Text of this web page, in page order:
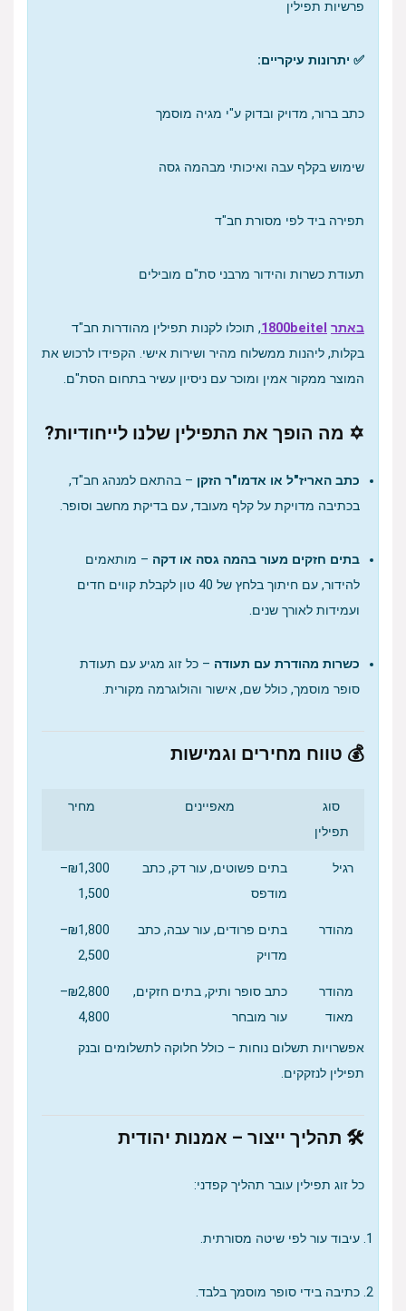
פרשיות תפילין
✅ יתרונות עיקריים:
כתב ברור, מדויק ובדוק ע"י מגיה מוסמך
שימוש בקלף עבה ואיכותי מבהמה גסה
תפירה ביד לפי מסורת חב"ד
תעודת כשרות והידור מרבני סת"ם מובילים
באתר 1800beitel, תוכלו לקנות תפילין מהודרות חב"ד
בקלות, ליהנות ממשלוח מהיר ושירות אישי. הקפידו לרכוש את
המוצר ממקור אמין ומוכר עם ניסיון עשיר בתחום הסת"ם.
✡️ מה הופך את התפילין שלנו לייחודיות?
כתב האריז"ל או אדמו"ר הזקן – בהתאם למנהג חב"ד,
בכתיבה מדויקת על קלף מעובד, עם בדיקת מחשב וסופר.
בתים חזקים מעור בהמה גסה או דקה – מותאמים
להידור, עם חיתוך בלחץ של 40 טון לקבלת קווים חדים
ועמידות לאורך שנים.
כשרות מהודרת עם תעודה – כל זוג מגיע עם תעודת
סופר מוסמך, כולל שם, אישור והולוגרמה מקורית.
💰 טווח מחירים וגמישות
סוג
תפילין
מאפיינים מחיר
רגיל
בתים פשוטים, עור דק, כתב
מודפס
₪1,300–
1,500
מהודר
בתים פרודים, עור עבה, כתב
מדויק
₪1,800–
2,500
מהודר
מאוד
כתב סופר ותיק, בתים חזקים,
עור מובחר
₪2,800–
4,800
אפשרויות תשלום נוחות – כולל חלוקה לתשלומים ובנק
תפילין לנזקקים.
🛠 תהליך ייצור – אמנות יהודית
כל זוג תפילין עובר תהליך קפדני:
עיבוד עור לפי שיטה מסורתית.
כתיבה בידי סופר מוסמך בלבד.